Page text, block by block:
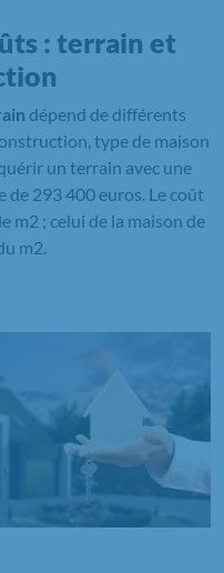
: terrain et
dépend de différents
type de maison
un terrain avec une
de 293 400 euros. Le coût
m2 ; celui de la maison de
m2.